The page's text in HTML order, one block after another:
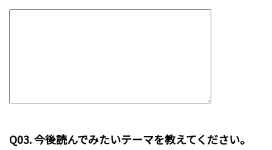
Q03. 今後読んでみたいテーマを教えてください。